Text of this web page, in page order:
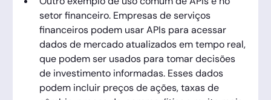
setor financeiro. Empresas de serviços
financeiros podem usar APIs para acessar
dados de mercado atualizados em tempo real,
que podem ser usados para tomar decisões
de investimento informadas. Esses dados
podem incluir preços de ações, taxas de